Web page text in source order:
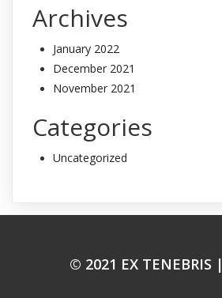
Archives
January 2022
December 2021
November 2021
Categories
Uncategorized
© 2021 EX TENEBRIS |